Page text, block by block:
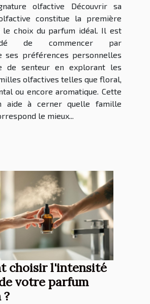
olfactive Découvrir sa
constitue la première
le choix du parfum idéal. Il est
de commencer par
ses préférences personnelles
de senteur en explorant les
olfactives telles que floral,
ou encore aromatique. Cette
aide à cerner quelle famille
le mieux...
choisir l'intensité
votre parfum
?